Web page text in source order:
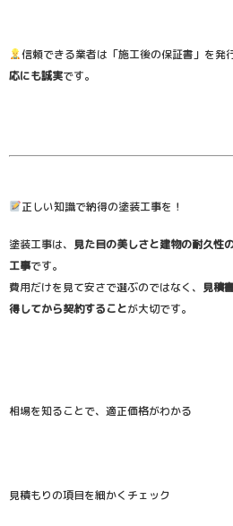
信頼できる業者は「施工後の保証書」を発行
応にも誠実です。
正しい知識で納得の塗装工事を！
塗装工事は、 見た目の美しさと建物の耐久性
工事です。
費用だけを見て安さで選ぶのではなく、 見積
得してから契約することが大切です。
相場を知ることで、適正価格がわかる
見積もりの項目を細かくチェック